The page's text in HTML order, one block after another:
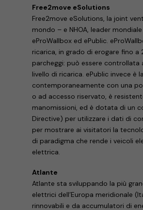
Free2move eSolutions
Free2move eSolutions, la joint
mondo – e NHOA, leader
eProWallbox ed ePublic.
ricarica, in grado di erogare fino a
parcheggi: può essere controllata
livello di ricarica. ePublic invece è
contemporaneamente con una
o ad accesso riservato, è
manomissioni, ed è dotata di un
Directive) per utilizzare i dati di
per mostrare ai visitatori la
di paradigma che rende i veicoli
elettrica.
Atlante
Atlante sta sviluppando la più
elettrici dell’Europa meridionale
rinnovabili e da accumulatori di